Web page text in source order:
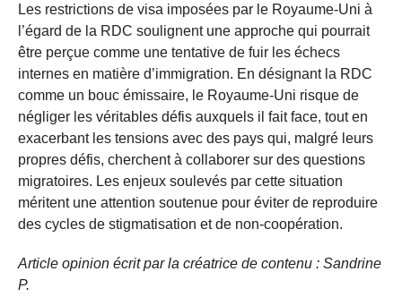
Les restrictions de visa imposées par le Royaume-Uni à
l’égard de la RDC soulignent une approche qui pourrait
être perçue comme une tentative de fuir les échecs
internes en matière d’immigration. En désignant la RDC
comme un bouc émissaire, le Royaume-Uni risque de
négliger les véritables défis auxquels il fait face, tout en
exacerbant les tensions avec des pays qui, malgré leurs
propres défis, cherchent à collaborer sur des questions
migratoires. Les enjeux soulevés par cette situation
méritent une attention soutenue pour éviter de reproduire
des cycles de stigmatisation et de non-coopération.
Article opinion écrit par la créatrice de contenu : Sandrine
P.